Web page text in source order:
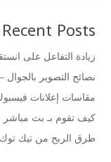
Recent Posts
زيادة التفاعل على انستقرام – 16
نصائح التصوير بالجوال – 11 نصيحة
مقاسات إعلانات فيسبوك
كيف تقوم بـ بث مباشر على
طرق الربح من تيك توك – 4 طرق تعرف عليها